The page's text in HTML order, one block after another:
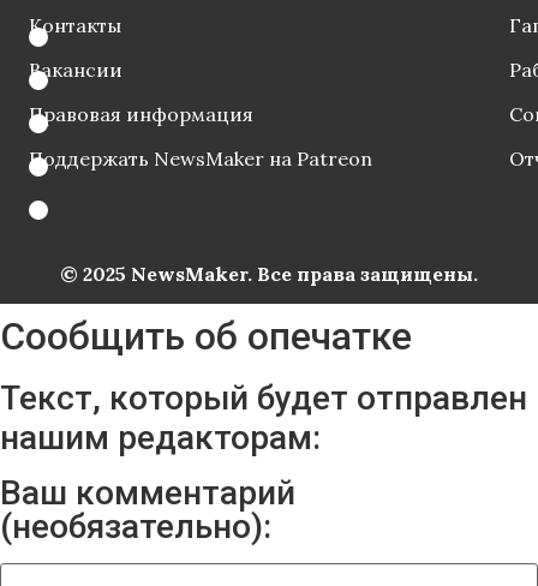
Контакты
Вакансии
Правовая информация
Поддержать NewsMaker на Patreon
© 2025 NewsMaker. Все права защищены.
Сообщить об опечатке
Текст, который будет отправлен
нашим редакторам:
Ваш комментарий
(необязательно):